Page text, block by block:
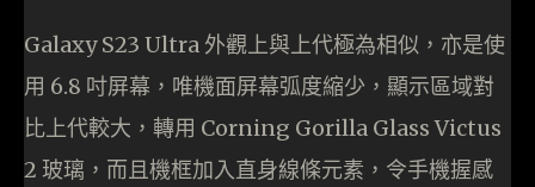
Galaxy S23 Ultra 外觀上與上代極為相似，亦是使
用 6.8 吋屏幕，唯機面屏幕弧度縮少，顯示區域對
比上代較大，轉用 Corning Gorilla Glass Victus
2 玻璃，而且機框加入直身線條元素，令手機握感